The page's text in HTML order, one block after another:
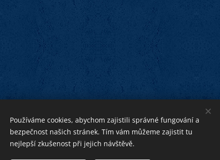
Bohu ku cti, bližnímuku pomoci
Používáme cookies, abychom zajistili správné fungování a
bezpečnost našich stránek. Tím vám můžeme zajistit tu
nejlepší zkušenost při jejich návštěvě.